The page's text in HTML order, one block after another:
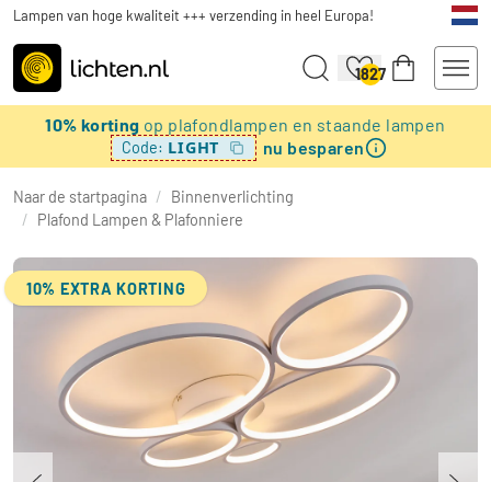
Lampen van hoge kwaliteit +++ verzending in heel Europa!
1827
10% korting op plafondlampen en staande lampen
Code: LIGHT nu besparen
Naar de startpagina / Binnenverlichting
/ Plafond Lampen & Plafonniere
10% EXTRA KORTING